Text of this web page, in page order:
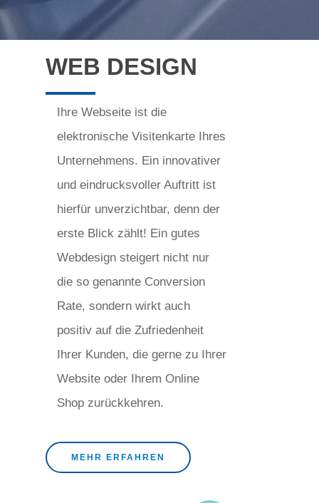
WEB DESIGN
Ihre Webseite ist die
elektronische Visitenkarte Ihres
Unternehmens. Ein innovativer
und eindrucksvoller Auftritt ist
hierfür unverzichtbar, denn der
erste Blick zählt! Ein gutes
Webdesign steigert nicht nur
die so genannte Conversion
Rate, sondern wirkt auch
positiv auf die Zufriedenheit
Ihrer Kunden, die gerne zu Ihrer
Website oder Ihrem Online
Shop zurückkehren.
MEHR ERFAHREN